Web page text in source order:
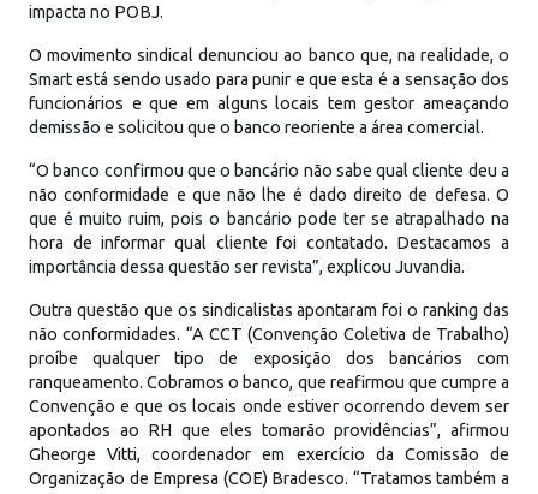
impacta no POBJ.
O movimento sindical denunciou ao banco que, na realidade, o
Smart está sendo usado para punir e que esta é a sensação dos
funcionários e que em alguns locais tem gestor ameaçando
demissão e solicitou que o banco reoriente a área comercial.
“O banco confirmou que o bancário não sabe qual cliente deu a
não conformidade e que não lhe é dado direito de defesa. O
que é muito ruim, pois o bancário pode ter se atrapalhado na
hora de informar qual cliente foi contatado. Destacamos a
importância dessa questão ser revista”, explicou Juvandia.
Outra questão que os sindicalistas apontaram foi o ranking das
não conformidades. “A CCT (Convenção Coletiva de Trabalho)
proíbe qualquer tipo de exposição dos bancários com
ranqueamento. Cobramos o banco, que reafirmou que cumpre a
Convenção e que os locais onde estiver ocorrendo devem ser
apontados ao RH que eles tomarão providências”, afirmou
Gheorge Vitti, coordenador em exercício da Comissão de
Organização de Empresa (COE) Bradesco. “Tratamos também a